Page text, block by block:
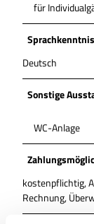
für
Deutsch
Sonstige
WC-Anlage
kostenpflichtig,
Rechnung,